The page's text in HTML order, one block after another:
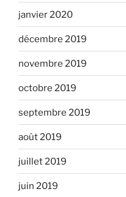
janvier 2020
décembre 2019
novembre 2019
octobre 2019
septembre 2019
août 2019
juillet 2019
juin 2019